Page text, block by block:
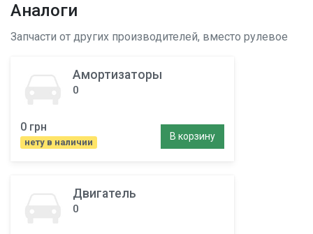
Аналоги
Запчасти от других производителей, вместо рулевое
Амортизаторы
0
0 грн
нету в наличии
В корзину
Двигатель
0